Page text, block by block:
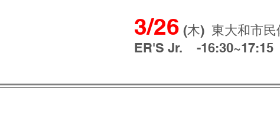
3/26 (木) 東大和市
ER'S Jr. -16:30~17:15